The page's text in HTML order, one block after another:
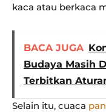
kaca atau berkaca
BACA JUGA
Budaya Masih
Terbitkan
Selain itu, cuaca